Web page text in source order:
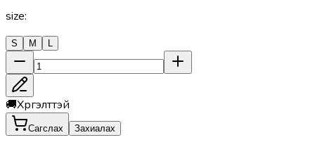
size:
S M
🚚Хүргэлттэй
Сагслах Захиалах